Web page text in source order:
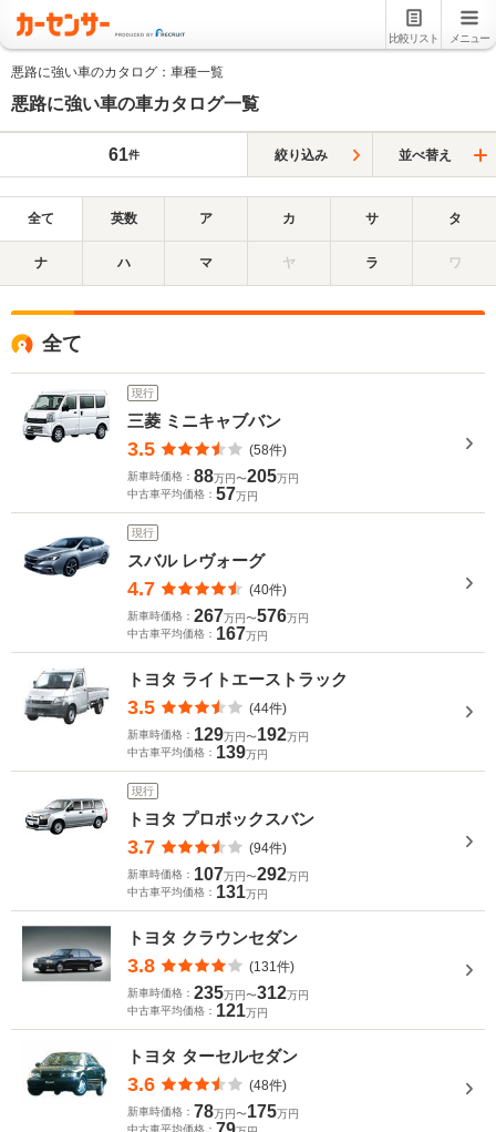
比較リスト メニュー
悪路に強い車のカタログ：車種一覧
悪路に強い車の車カタログ一覧
61件 絞り込み 並べ替え
全て 英数 ア カ サ タ
ナ ハ マ ヤ ラ ワ
全て
現行
三菱 ミニキャブバン
3.5 (58件)
新車時価格： 88万円〜205万円
中古車平均価格： 57万円
現行
スバル レヴォーグ
4.7 (40件)
新車時価格： 267万円〜576万円
中古車平均価格： 167万円
トヨタ ライトエーストラック
3.5 (44件)
新車時価格： 129万円〜192万円
中古車平均価格： 139万円
現行
トヨタ プロボックスバン
3.7 (94件)
新車時価格： 107万円〜292万円
中古車平均価格： 131万円
トヨタ クラウンセダン
3.8 (131件)
新車時価格： 235万円〜312万円
中古車平均価格： 121万円
トヨタ ターセルセダン
3.6 (48件)
新車時価格： 78万円〜175万円
中古車平均価格：